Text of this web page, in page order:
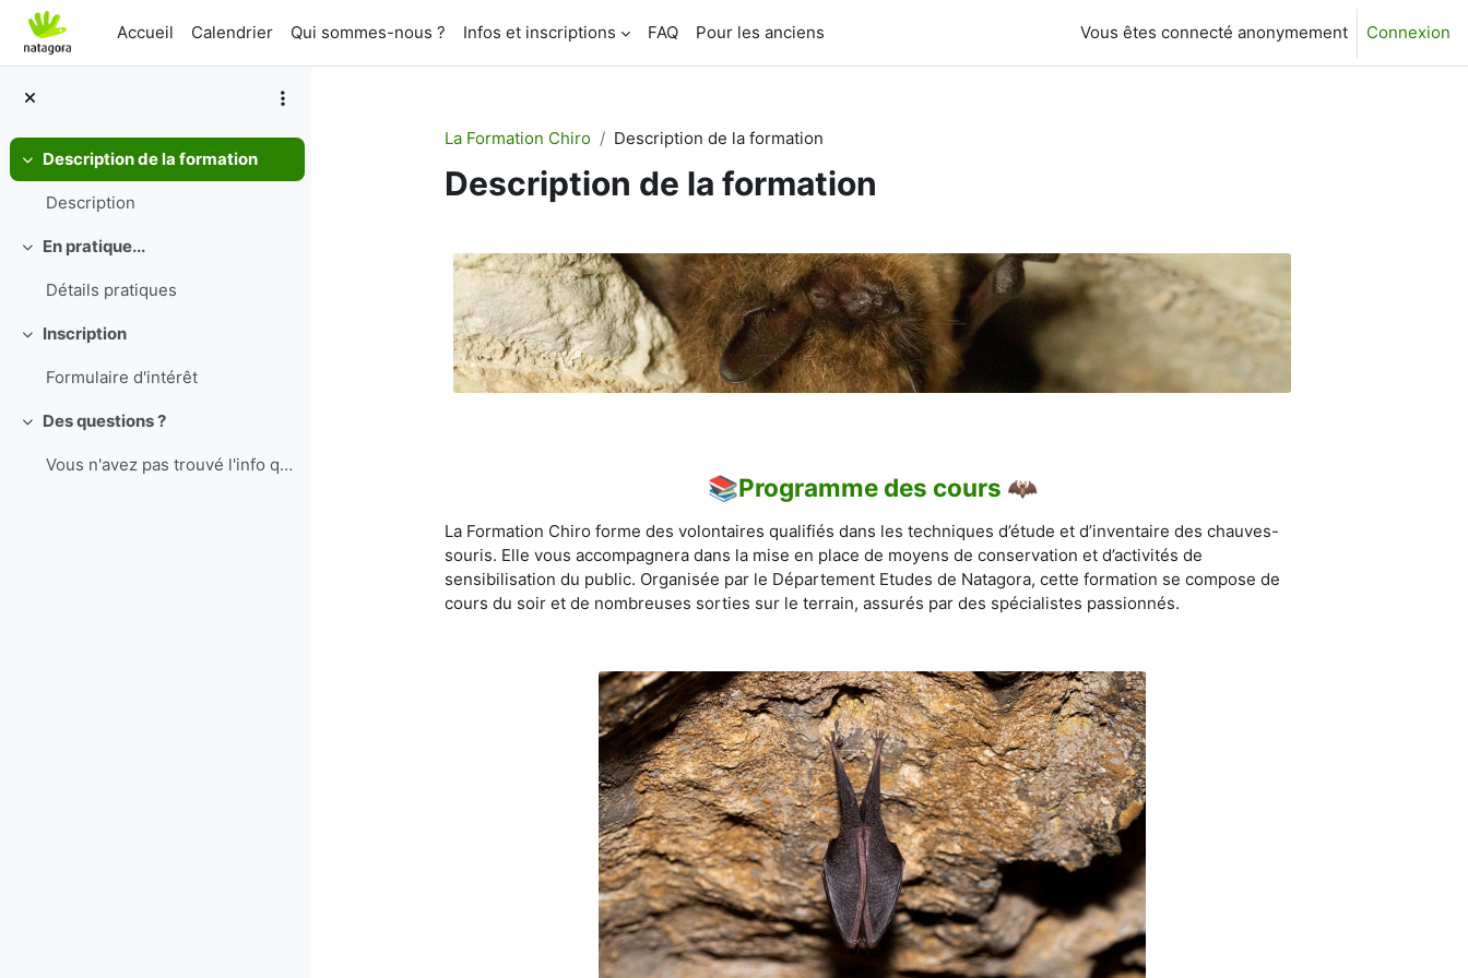
Passer au contenu principal
Accueil
Calendrier Qui sommes-nous ? Infos et inscriptions FAQ Pour les anciens Vous êtes connecté anonymement Connexion
Replier
Description de la formation
Description
Replier
En pratique...
Détails pratiques
Replier
Inscription
Formulaire d'intérêt
Replier
Des questions ?
Vous n'avez pas trouvé l'info que vous cherchiez...
La Formation Chiro Description de la formation
Description de la formation
Résumé de section
📚Programme des cours 🦇
La Formation Chiro forme des volontaires qualifiés dans les techniques d’étude et d’inventaire des chauves-
souris. Elle vous accompagnera dans la mise en place de moyens de conservation et d’activités de
sensibilisation du public. Organisée par le Département Etudes de Natagora, cette formation se compose de
cours du soir et de nombreuses sorties sur le terrain, assurés par des spécialistes passionnés.